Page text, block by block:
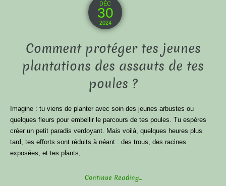
DÉC
30
2024
Comment protéger tes jeunes
plantations des assauts de tes
poules ?
Imagine : tu viens de planter avec soin des jeunes arbustes ou
quelques fleurs pour embellir le parcours de tes poules. Tu espères
créer un petit paradis verdoyant. Mais voilà, quelques heures plus
tard, tes efforts sont réduits à néant : des trous, des racines
exposées, et tes plants,...
Continue Reading...